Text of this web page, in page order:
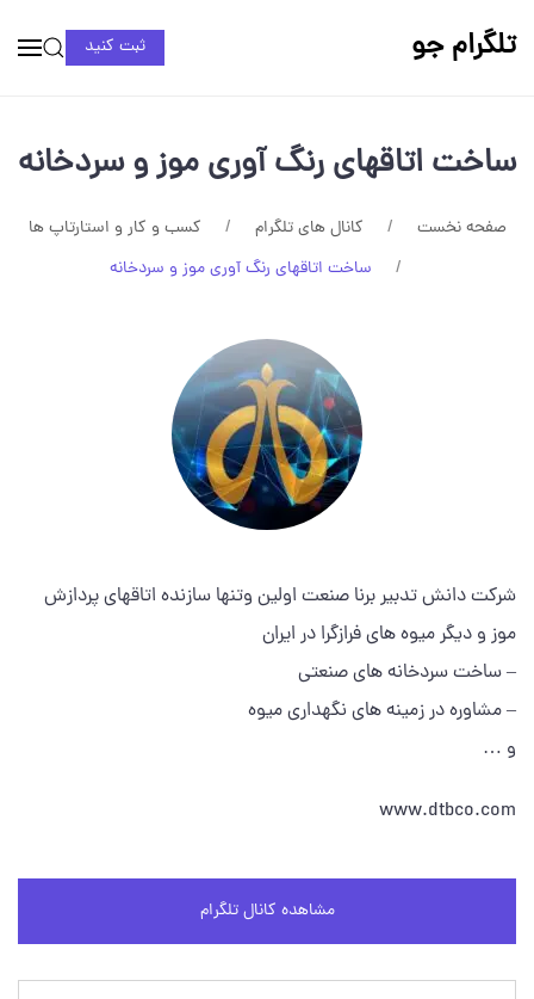
تلگرام جو ثبت کنید
ساخت اتاقهای رنگ آوری موز و سردخانه
صفحه نخست کانال های تلگرام
کسب و کار و استارتاپ ها
ساخت اتاقهای رنگ آوری موز و سردخانه
شرکت دانش تدبیر برنا صنعت اولین وتنها سازنده اتاقهای پردازش
موز و دیگر میوه های فرازگرا در ایران
– ساخت سردخانه های صنعتی
– مشاوره در زمینه های نگهداری میوه
و …
www.dtbco.com
مشاهده کانال تلگرام